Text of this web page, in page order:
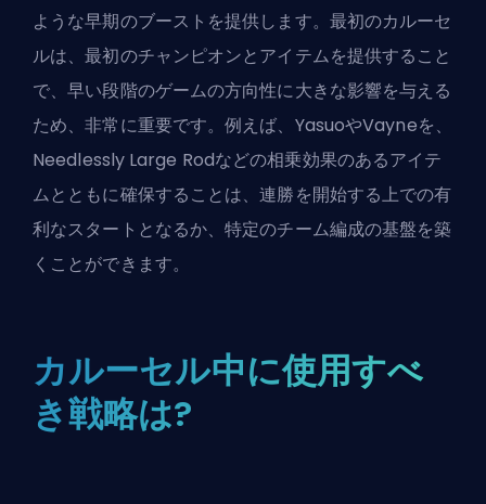
ような早期のブーストを提供します。最初のカルーセ
ルは、最初のチャンピオンとアイテムを提供すること
で、早い段階のゲームの方向性に大きな影響を与える
ため、非常に重要です。例えば、 YasuoやVayneを、
Needlessly Large Rodなどの相乗効果のあるアイテ
ムとともに確保することは、連勝を開始する上での有
利なスタートとなるか、特定のチーム編成の基盤を築
くことができます。
カルーセル中に使用すべ
き戦略は?